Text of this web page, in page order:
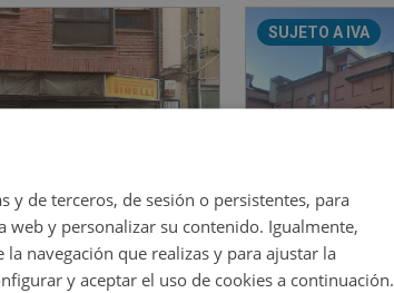
SUJETO A IVA
y de terceros, de sesión o persistentes, para
web y personalizar su contenido. Igualmente,
navegación que realizas y para ajustar la
y aceptar el uso de cookies a continuación.